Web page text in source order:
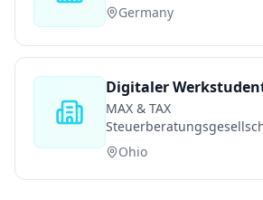
Germany
MAX & TAX
Ohio